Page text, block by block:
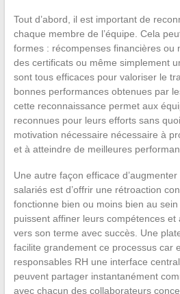
Tout d’abord, il est important de
chaque membre de l’équipe. Cela
formes : récompenses financières ou
des certificats ou même simplement
sont tous efficaces pour valoriser le
bonnes performances obtenues par
cette reconnaissance permet aux
reconnues pour leurs efforts sans
motivation nécessaire nécessaire à
et à atteindre de meilleures
Une autre façon efficace d’augmenter
salariés est d’offrir une rétroaction
fonctionne bien ou moins bien au sein
puissent affiner leurs compétences
vers son terme avec succès. Une
facilite grandement ce processus car
responsables RH une interface
peuvent partager instantanément
avec chacun des collaborateurs